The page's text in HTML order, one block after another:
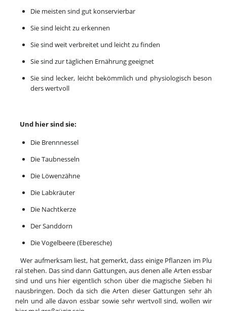
Die meisten sind gut konservierbar
Sie sind leicht zu er­ken­nen
Sie sind weit verbreitet und leicht zu finden
Sie sind zur täglichen Ernährung geeignet
Sie sind lecker, leicht bekömmlich und physiologisch beson
ders wertvoll
Und hier sind sie:
Die Brennnessel
Die Taubnesseln
Die Löwenzähne
Die Labkräuter
Die Nachtkerze
Der Sanddorn
Die Vogelbeere (Eberesche)
Wer aufmerksam liest, hat gemerkt, dass einige Pflanzen im Plu
ral stehen. Das sind dann Gattungen, aus denen alle Arten essbar
sind und uns hier eigentlich schon über die magische Sieben hi
nausbringen. Doch da sich die Arten dieser Gattungen sehr äh
neln und alle davon essbar sowie sehr wertvoll sind, wollen wir